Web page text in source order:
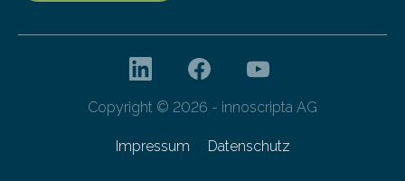
Copyright © 2026 - innoscripta AG
Impressum Datenschutz